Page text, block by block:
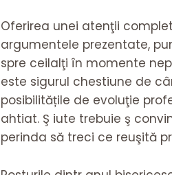
Oferirea unei atenţii
argumentele prezentate,
spre ceilalţi în momente
este sigurul chestiune de
posibilitățile de evoluţie
ahtiat. Ş iute trebuie ş
perinda să treci ce reuşită